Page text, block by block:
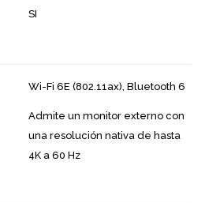
SI
Wi-Fi 6E (802.11ax), Bluetooth 6
Admite un monitor externo con
una resolución nativa de hasta
4K a 60 Hz